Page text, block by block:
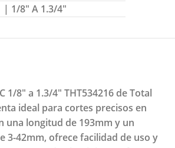
| 1/8″ A 1.3/4″
1/8" a 1.3/4" THT534216 de Total
ideal para cortes precisos en
una longitud de 193mm y un
3-42mm, ofrece facilidad de uso y